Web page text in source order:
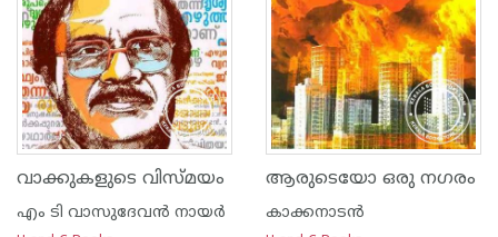
വാക്കുകളുടെ വിസ്മയം
എം ടി വാസുദേവന്‍ നായര്‍
ആരുടെയോ ഒരു നഗരം
കാക്കനാടന്‍